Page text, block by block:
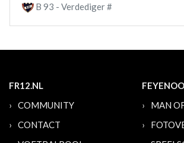
B 93 - Verdediger #
FR12.NL
COMMUNITY
CONTACT
MAN